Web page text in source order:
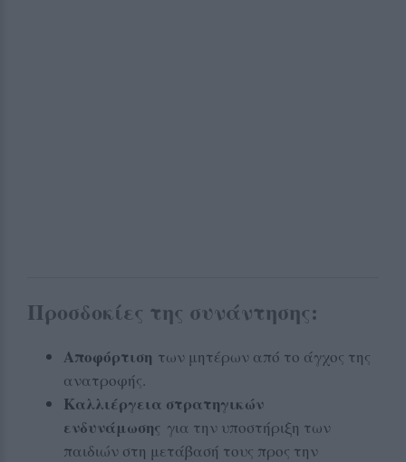
Προσδοκίες της συνάντησης:
Αποφόρτιση των μητέρων από το άγχος της
ανατροφής.
Καλλιέργεια στρατηγικών
ενδυνάμωσης για την υποστήριξη των
παιδιών στη μετάβασή τους προς την